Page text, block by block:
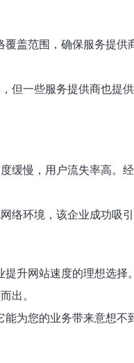
盖范围，确保服务提
但一些服务提供商也
缓慢，用户流失率高。
环境，该企业成功吸
升网站速度的理想选
出。
能为您的业务带来意想不